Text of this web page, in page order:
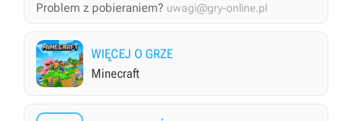
Problem z pobieraniem? uwagi@gry-online.pl
WIĘCEJ O GRZE
Minecraft